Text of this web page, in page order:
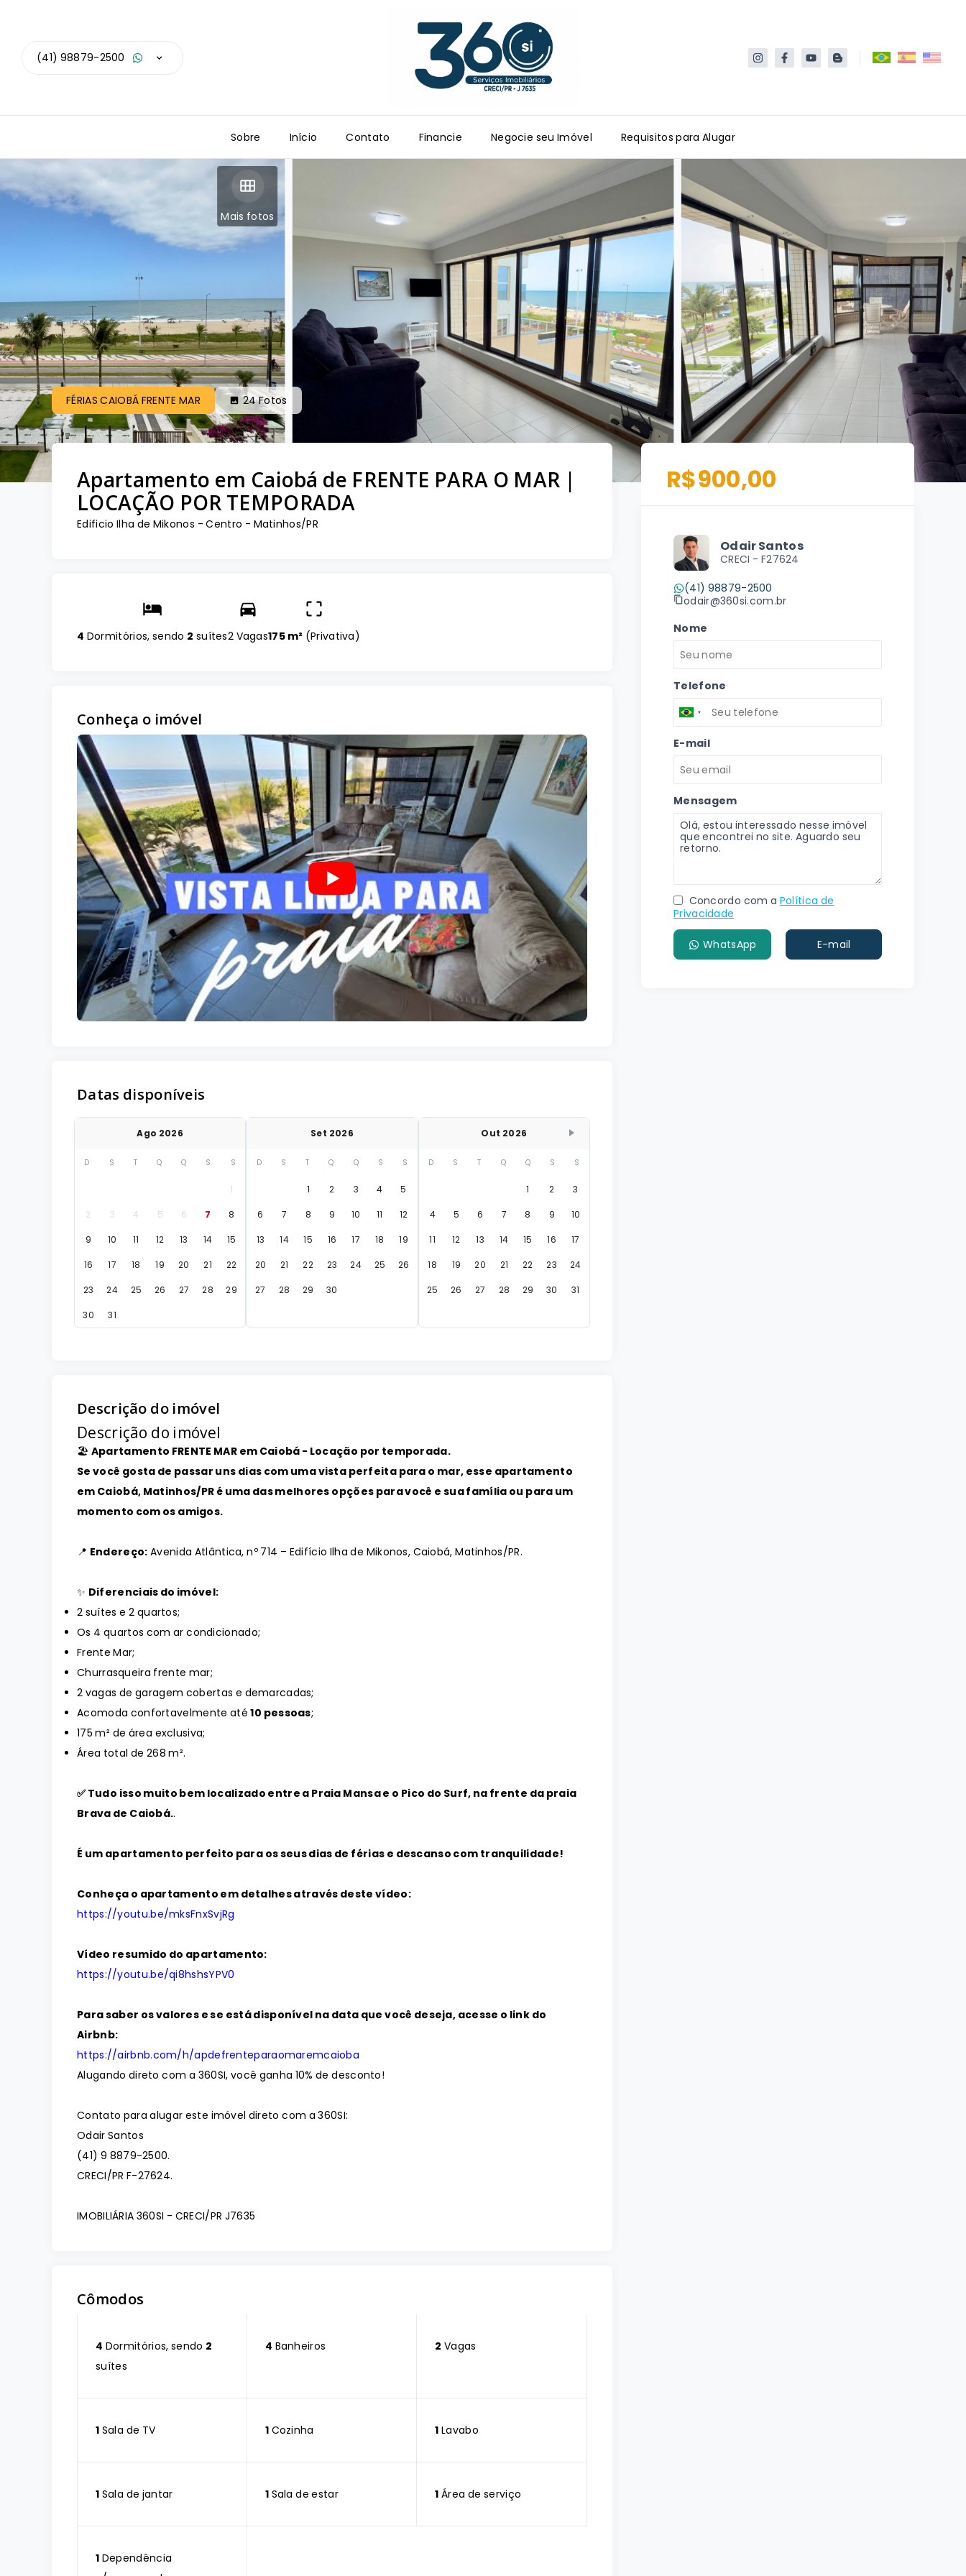
(41) 98879-2500
Sobre Início Contato Financie Negocie seu Imóvel Requisitos para Alugar
Mais fotos
FÉRIAS CAIOBÁ FRENTE MAR 24Fotos
Apartamento em Caiobá de FRENTE PARA O MAR |
LOCAÇÃO POR TEMPORADA
Edificio Ilha de Mikonos -Centro - Matinhos/PR
4 Dormitórios, sendo 2 suítes2 Vagas175 m² (Privativa)
Conheça o imóvel
Datas disponíveis
Ago 2026
D S T Q Q S S
1
2 3 4 5 6 7 8
9 10 11 12 13 14 15
16 17 18 19 20 21 22
23 24 25 26 27 28 29
30 31
Set 2026
D S T Q Q S S
1 2 3 4 5
6 7 8 9 10 11 12
13 14 15 16 17 18 19
20 21 22 23 24 25 26
27 28 29 30
Out 2026
D S T Q Q S S
1 2 3
4 5 6 7 8 9 10
11 12 13 14 15 16 17
18 19 20 21 22 23 24
25 26 27 28 29 30 31
Descrição do imóvel
Descrição do imóvel
🏖️ Apartamento FRENTE MAR em Caiobá - Locação por temporada.
Se você gosta de passar uns dias com uma vista perfeita para o mar, esse apartamento
em Caiobá, Matinhos/PR é uma das melhores opções para você e sua família ou para um
momento com os amigos.
📍 Endereço: Avenida Atlântica, nº 714 – Edifício Ilha de Mikonos, Caiobá, Matinhos/PR.
✨ Diferenciais do imóvel:
2 suítes e 2 quartos;
Os 4 quartos com ar condicionado;
Frente Mar;
Churrasqueira frente mar;
2 vagas de garagem cobertas e demarcadas;
Acomoda confortavelmente até10 pessoas;
175 m² de área exclusiva;
Área total de 268 m².
✅ Tudo isso muito bem localizado entre a Praia Mansa e o Pico do Surf, na frente da praia
Brava de Caiobá..
É um apartamento perfeito para os seus dias de férias e descanso com tranquilidade!
Conheça o apartamento em detalhes através deste vídeo:
https://youtu.be/mksFnxSvjRg
Vídeo resumido do apartamento:
https://youtu.be/qi8hshsYPV0
Para saber os valores e se está disponível na data que você deseja, acesse o link do
Airbnb:
https://airbnb.com/h/apdefrenteparaomaremcaioba
Alugando direto com a 360SI, você ganha 10% de desconto!
Contato para alugar este imóvel direto com a 360SI:
Odair Santos
(41) 9 8879-2500.
CRECI/PR F-27624.
IMOBILIÁRIA 360SI - CRECI/PR J7635
Cômodos
4 Dormitórios, sendo 2
suítes
4 Banheiros 2 Vagas
1 Sala de TV 1Cozinha 1 Lavabo
1 Sala de jantar 1Sala de estar 1 Área de serviço
1 Dependência
R$900,00
Odair Santos
CRECI - F27624
(41) 98879-2500
odair@360si.com.br
Nome
Telefone
E-mail
Mensagem
Concordo com a Política de
Privacidade
WhatsApp E-mail